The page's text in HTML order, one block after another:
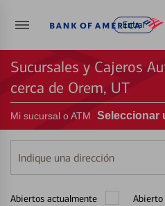
Entrar
Sucursales y Cajeros
cerca de Orem, UT
Mi sucursal o ATM Seleccionar
Indique
una
Abiertos actualmente Abierto